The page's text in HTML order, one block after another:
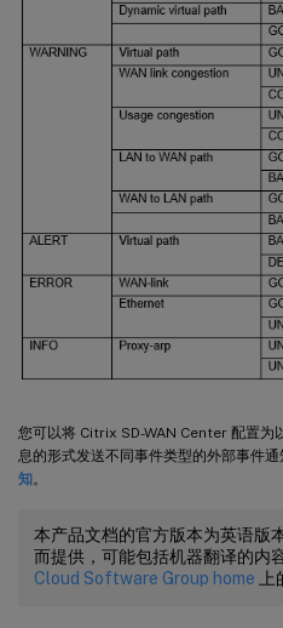
您可以将 Citrix SD-WAN Center 配置为
息的形式发送不同事件类型的外部事件
知。
本产品文档的官方版本为英语版
而提供，可能包括机器翻译的内
Cloud Software Group home